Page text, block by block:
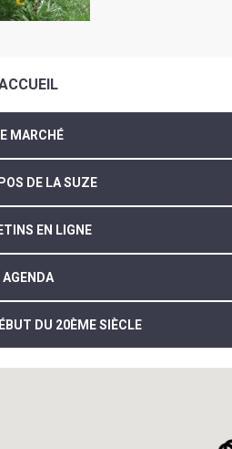
MARCHÉ
DE LA SUZE
EN LIGNE
AGENDA
DU 20ÈME SIÈCLE